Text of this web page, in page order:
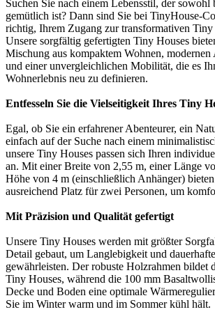
Suchen Sie nach einem Lebensstil, der sowohl
gemütlich ist? Dann sind Sie bei TinyHouse-
richtig, Ihrem Zugang zur transformativen
Unsere sorgfältig gefertigten Tiny Houses
Mischung aus kompaktem Wohnen,
und einer unvergleichlichen Mobilität, die es
Wohnerlebnis neu zu definieren.
Entfesseln Sie die Vielseitigkeit Ihres Tiny
Egal, ob Sie ein erfahrener Abenteurer, ein
einfach auf der Suche nach einem
unsere Tiny Houses passen sich Ihren
an. Mit einer Breite von 2,55 m, einer Länge
Höhe von 4 m (einschließlich Anhänger)
ausreichend Platz für zwei Personen, um
Mit Präzision und Qualität gefertigt
Unsere Tiny Houses werden mit größter
Detail gebaut, um Langlebigkeit und
gewährleisten. Der robuste Holzrahmen bildet
Tiny Houses, während die 100 mm
Decke und Boden eine optimale
Sie im Winter warm und im Sommer kühl hält.